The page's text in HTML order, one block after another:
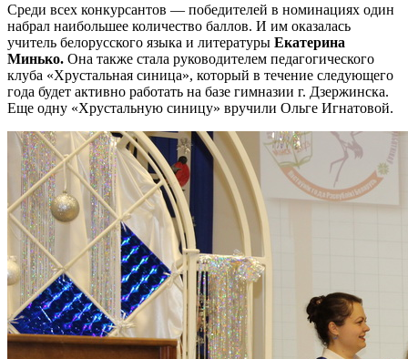
Среди всех конкурсантов — победителей в номинациях один
набрал наибольшее количество баллов. И им оказалась
учитель белорусского языка и литературы Екатерина
Минько. Она также стала руководителем педагогического
клуба «Хрустальная синица», который в течение следующего
года будет активно работать на базе гимназии г. Дзержинска.
Еще одну «Хрустальную синицу» вручили Ольге Игнатовой.